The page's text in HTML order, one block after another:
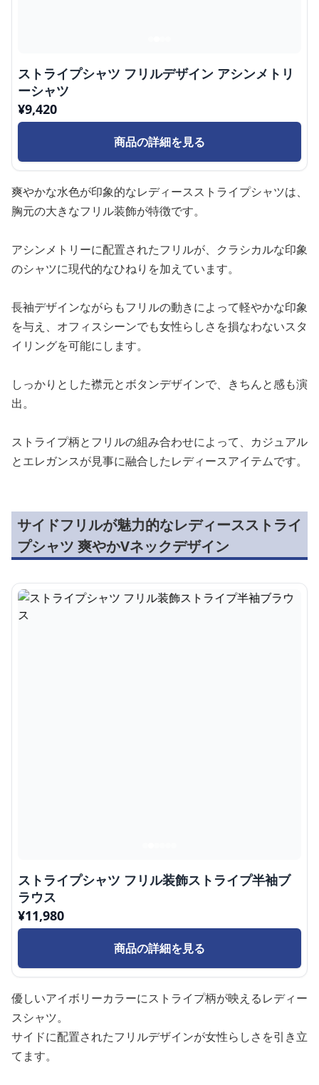
ストライプシャツ フリルデザイン アシンメトリ
ーシャツ
¥9,420
商品の詳細を見る
爽やかな水色が印象的なレディースストライプシャツは、
胸元の大きなフリル装飾が特徴です。
アシンメトリーに配置されたフリルが、クラシカルな印象
のシャツに現代的なひねりを加えています。
長袖デザインながらもフリルの動きによって軽やかな印象
を与え、オフィスシーンでも女性らしさを損なわないスタ
イリングを可能にします。
しっかりとした襟元とボタンデザインで、きちんと感も演
出。
ストライプ柄とフリルの組み合わせによって、カジュアル
とエレガンスが見事に融合したレディースアイテムです。
サイドフリルが魅力的なレディースストライ
プシャツ 爽やかVネックデザイン
ストライプシャツ フリル装飾ストライプ半袖ブ
ラウス
¥11,980
商品の詳細を見る
優しいアイボリーカラーにストライプ柄が映えるレディー
スシャツ。
サイドに配置されたフリルデザインが女性らしさを引き立
てます。